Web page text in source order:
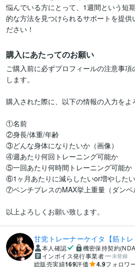
悩んでいる方にとって、1週間という短
的な方法を見つけられるサポートを提供
ださい！
購入にあたってのお願い
ご購入前に必ずプロフィールの注意事
します。
購入された際に、以下の情報の入力をよ
①名前
②身長/体重/年齢
③どんな身体になりたいか（画像）
④週あたり何回トレーニング可能か
⑤一回あたり何時間トレーニング可能か
⑥1ヶ月あたりに減らしたいor増やした
⑦ベンチプレスのMAX挙上重量（ダンベ
以上よろしくお願い致します。
甘党トレーナーケイタ【筋トレ
本人確認
機密保持契約
インボイス発行事業者
未登録
総販売実績169評価 4.9フォロワ